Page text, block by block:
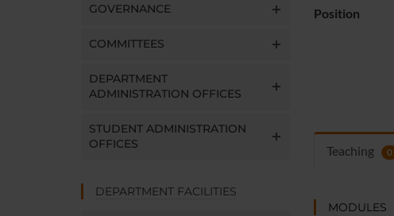
GOVERNANCE
COMMITTEES
DEPARTMENT
ADMINISTRATION OFFICES
STUDENT ADMINISTRATION
OFFICES
DEPARTMENT FACILITIES
Position
Teaching 0
MODULES